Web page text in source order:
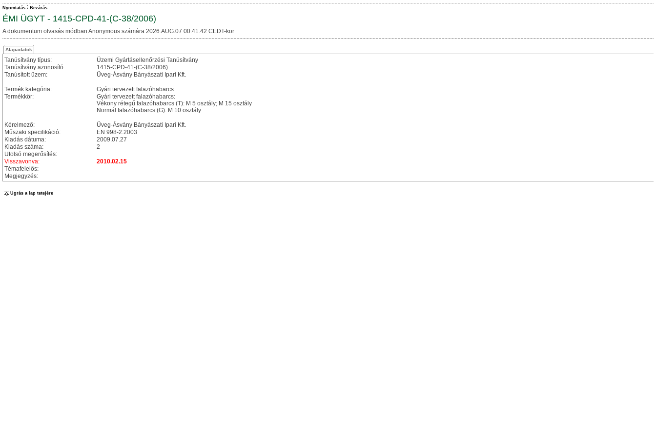
Nyomtatás Bezárás
ÉMI ÜGYT - 1415-CPD-41-(C-38/2006)
A dokumentum olvasás módban Anonymous számára 2026.AUG.07 00:41:42 CEDT-kor
Alapadatok
Tanúsítvány típus:
Üzemi Gyártásellenőrzési Tanúsítvány
Tanúsítvány azonosító
1415-CPD-41-(C-38/2006)
Tanúsított üzem:
Üveg-Ásvány Bányászati Ipari Kft.
Termék kategória:
Gyári tervezett falazóhabarcs
Termékkör:
Gyári tervezett falazóhabarcs:
Vékony rétegű falazóhabarcs (T): M 5 osztály; M 15 osztály
Normál falazóhabarcs (G): M 10 osztály
Kérelmező:
Üveg-Ásvány Bányászati Ipari Kft.
Műszaki specifikáció:
EN 998-2:2003
Kiadás dátuma:
2009.07.27
Kiadás száma:
2
Utolsó megerősítés:
Visszavonva:
2010.02.15
Témafelelős:
Megjegyzés:
Ugrás a lap tetejére